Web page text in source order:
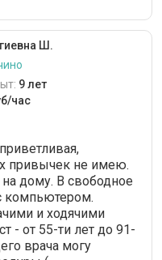
Ш.
9 лет
час
привычек не имею.
дому. В свободное
компьютером.
и ходячими
- от 55-ти лет до 91-
врача могу